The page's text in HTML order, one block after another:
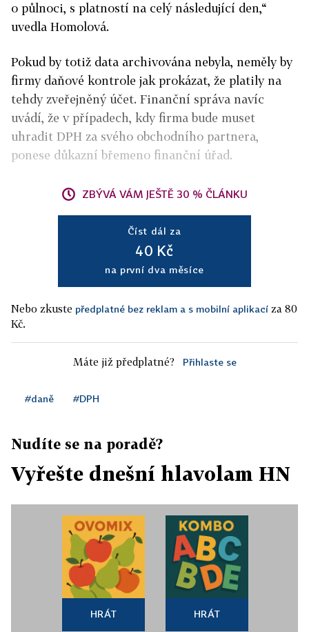
o půlnoci, s platností na celý následující den,“
uvedla Homolová.
Pokud by totiž data archivována nebyla, neměly by
firmy daňové kontrole jak prokázat, že platily na
tehdy zveřejněný účet. Finanční správa navíc
uvádí, že v případech, kdy firma bude muset
uhradit DPH za svého obchodního partnera,
ponese důkazní břemeno finanční úřad.
ZBÝVÁ VÁM JEŠTĚ 30 % ČLÁNKU
Číst dál za
40 Kč
na první dva měsíce
Nebo zkuste předplatné bez reklam a s mobilní aplikací za 80
Kč.
Máte již předplatné? Přihlaste se
#daně #DPH
Nudíte se na poradě?
Vyřešte dnešní hlavolam HN
HRÁT HRÁT